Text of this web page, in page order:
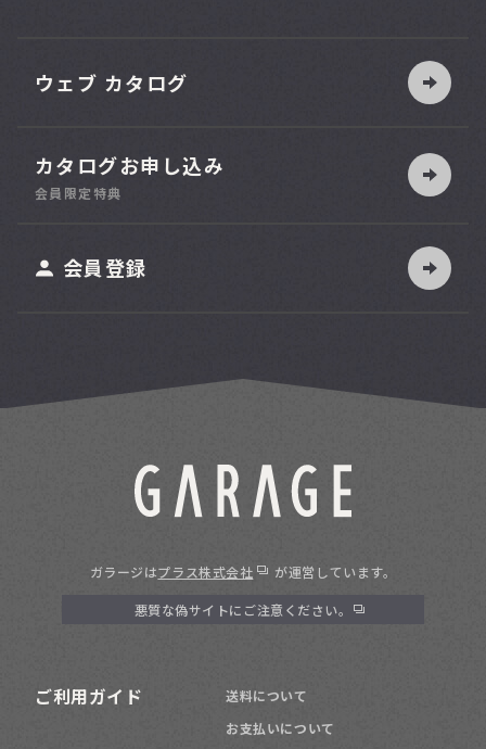
ウェブ カタログ
カタログお申し込み
会員限定特典
会員登録
ガラージはプラス株式会社 が運営しています。
悪質な偽サイトにご注意ください。
ご利用ガイド
送料について
お支払いについて